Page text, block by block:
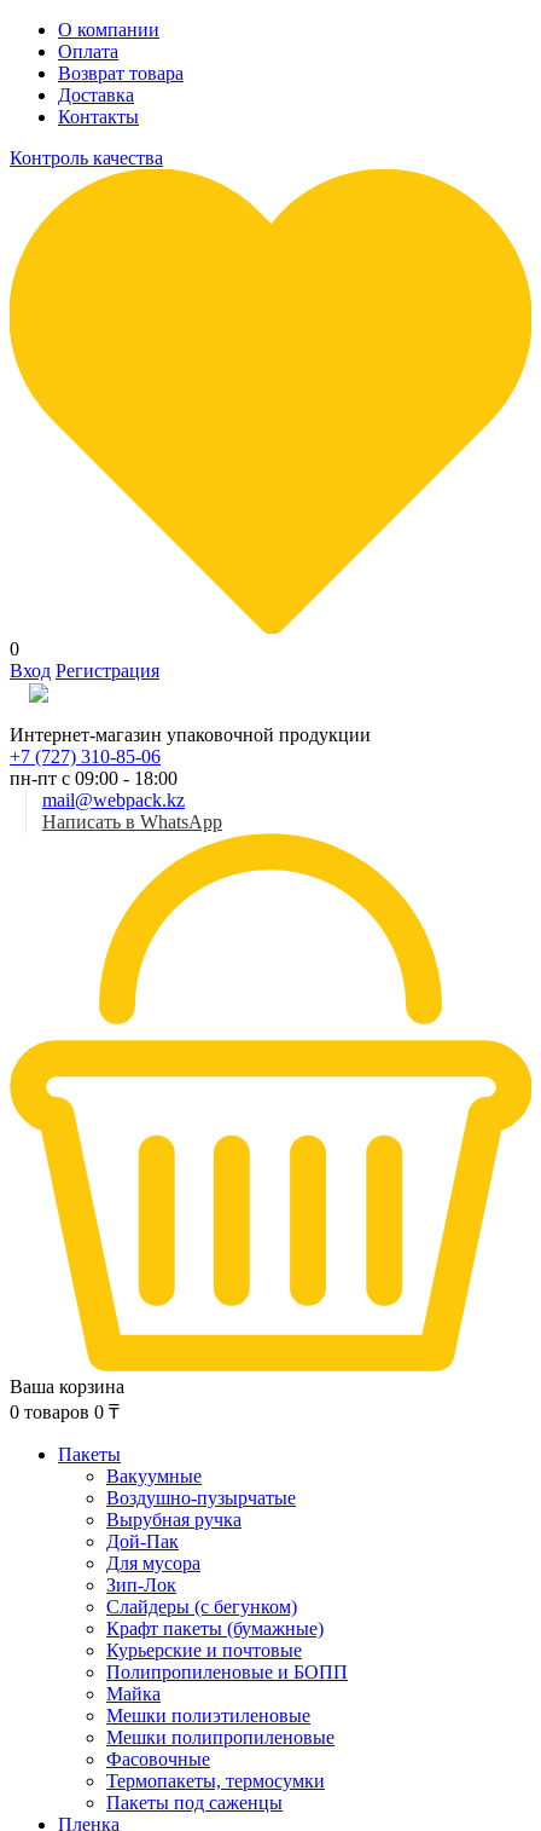
О компании
Оплата
Возврат товара
Доставка
Контакты
Контроль качества
0
Вход Регистрация
Интернет-магазин упаковочной продукции
+7 (727) 310-85-06
пн-пт с 09:00 - 18:00
mail@webpack.kz
Написать в WhatsApp
Ваша корзина
0 товаров 0 ₸
Пакеты
Вакуумные
Воздушно-пузырчатые
Вырубная ручка
Дой-Пак
Для мусора
Зип-Лок
Слайдеры (с бегунком)
Крафт пакеты (бумажные)
Курьерские и почтовые
Полипропиленовые и БОПП
Майка
Мешки полиэтиленовые
Мешки полипропиленовые
Фасовочные
Термопакеты, термосумки
Пакеты под саженцы
Пленка